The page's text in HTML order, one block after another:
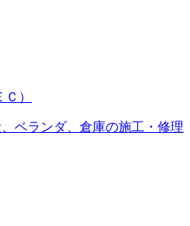
）
ベランダ、倉庫の施工・修理